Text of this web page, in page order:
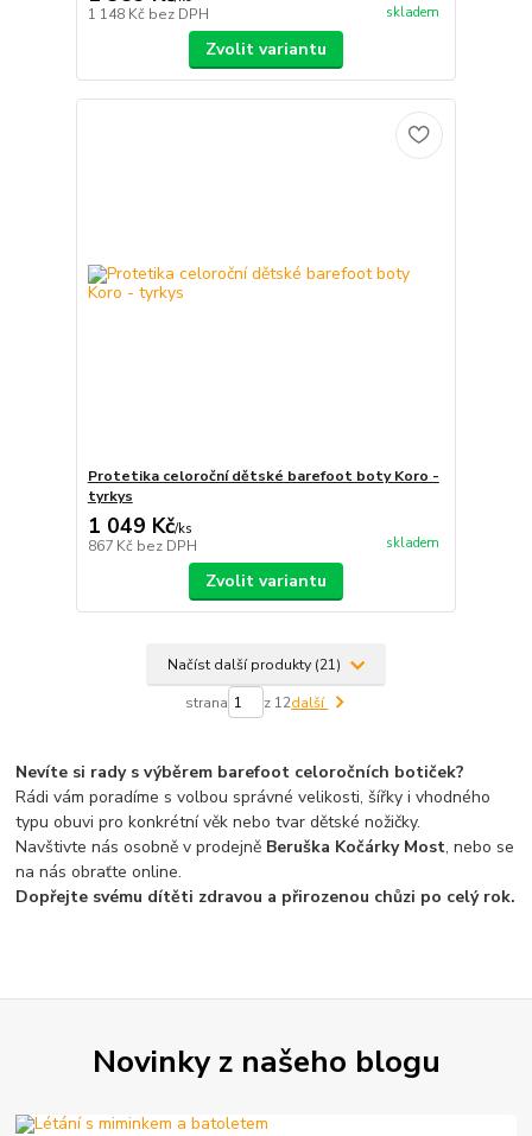
1 148 Kč bez DPH skladem
Zvolit variantu
Protetika celoroční dětské barefoot boty Koro -
tyrkys
1 049 Kč/ks
867 Kč bez DPH skladem
Zvolit variantu
Načíst další produkty (21)
strana z 12další
Nevíte si rady s výběrem barefoot celoročních botiček?
Rádi vám poradíme s volbou správné velikosti, šířky i vhodného
typu obuvi pro konkrétní věk nebo tvar dětské nožičky.
Navštivte nás osobně v prodejně Beruška Kočárky Most, nebo se
na nás obraťte online.
Dopřejte svému dítěti zdravou a přirozenou chůzi po celý rok.
Novinky z našeho blogu